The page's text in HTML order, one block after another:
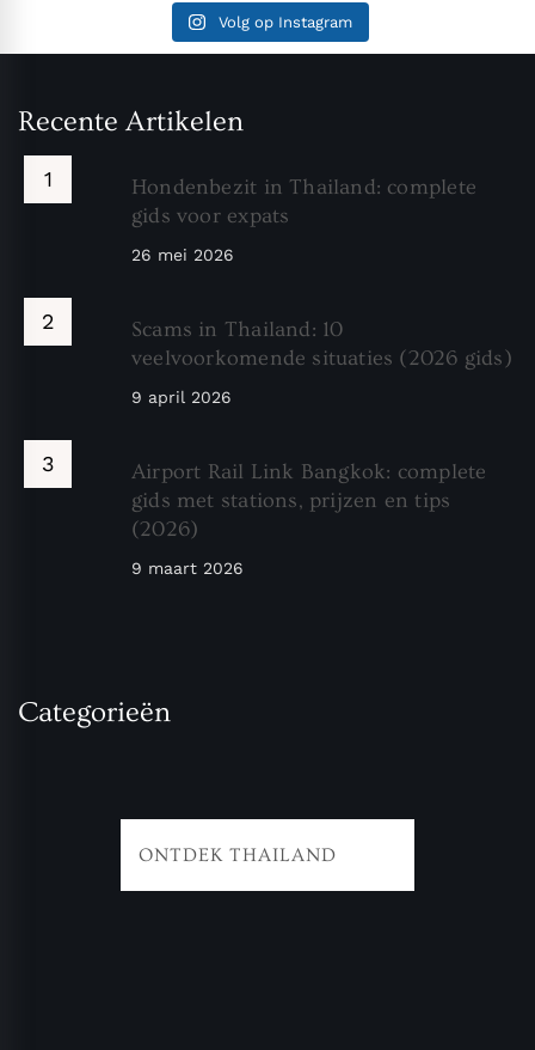
Volg op Instagram
Recente Artikelen
Hondenbezit in Thailand: complete
gids voor expats
26 mei 2026
Scams in Thailand: 10
veelvoorkomende situaties (2026 gids)
9 april 2026
Airport Rail Link Bangkok: complete
gids met stations, prijzen en tips
(2026)
9 maart 2026
Categorieën
ONTDEK THAILAND